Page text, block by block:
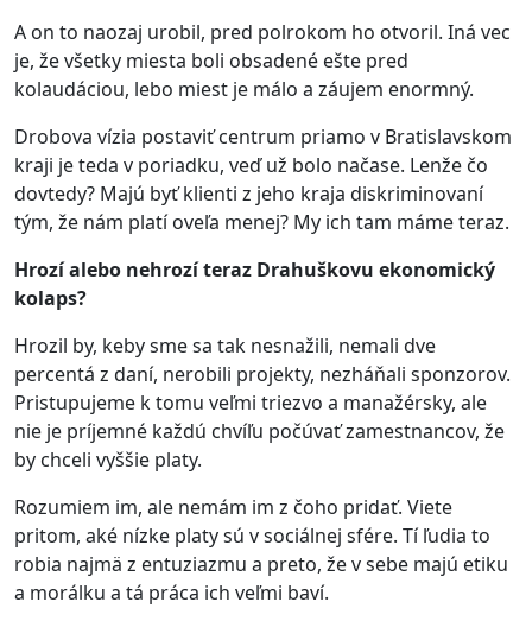
A on to naozaj urobil, pred polrokom ho otvoril. Iná vec
je, že všetky miesta boli obsadené ešte pred
kolaudáciou, lebo miest je málo a záujem enormný.
Drobova vízia postaviť centrum priamo v Bratislavskom
kraji je teda v poriadku, veď už bolo načase. Lenže čo
dovtedy? Majú byť klienti z jeho kraja diskriminovaní
tým, že nám platí oveľa menej? My ich tam máme teraz.
Hrozí alebo nehrozí teraz Drahuškovu ekonomický
kolaps?
Hrozil by, keby sme sa tak nesnažili, nemali dve
percentá z daní, nerobili projekty, nezháňali sponzorov.
Pristupujeme k tomu veľmi triezvo a manažérsky, ale
nie je príjemné každú chvíľu počúvať zamestnancov, že
by chceli vyššie platy.
Rozumiem im, ale nemám im z čoho pridať. Viete
pritom, aké nízke platy sú v sociálnej sfére. Tí ľudia to
robia najmä z entuziazmu a preto, že v sebe majú etiku
a morálku a tá práca ich veľmi baví.